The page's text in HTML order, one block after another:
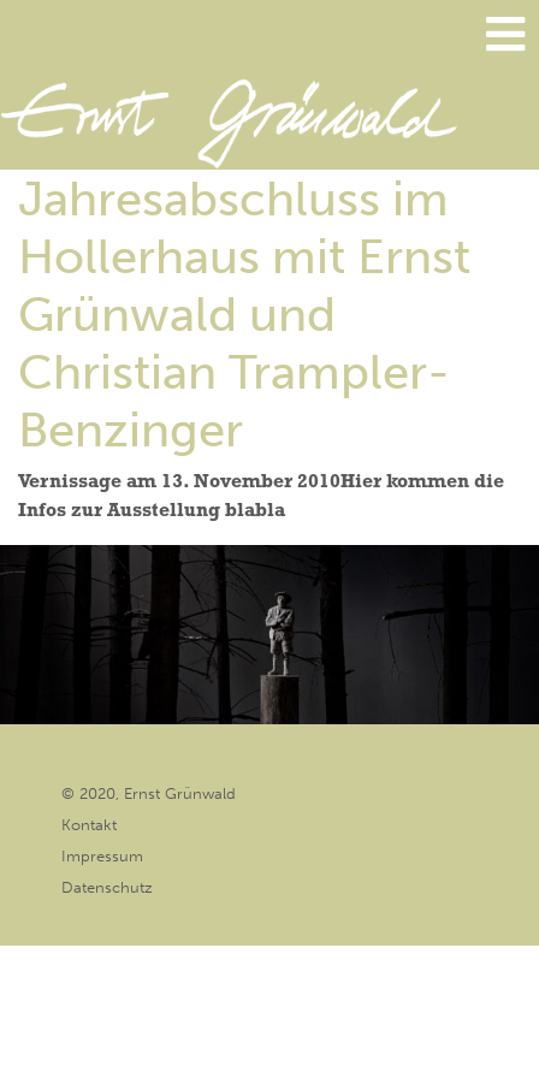
Jahresabschluss im
Hollerhaus mit Ernst
Grünwald und
Christian Trampler-
Benzinger
Vernissage am 13. November 2010Hier kommen die
Infos zur Ausstellung blabla
© 2020, Ernst Grünwald
Kontakt
Impressum
Datenschutz